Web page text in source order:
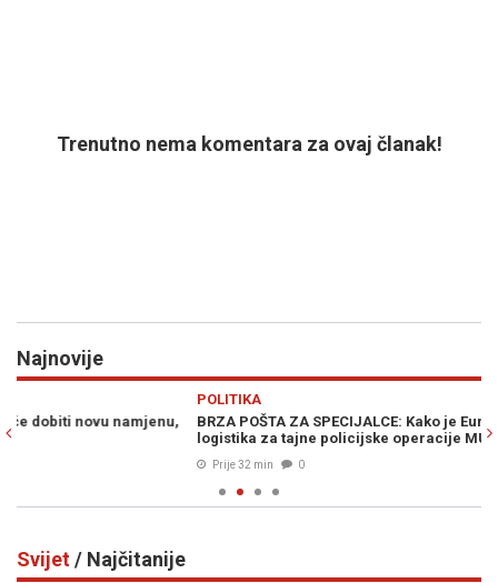
Trenutno nema komentara za ovaj članak!
Najnovije
BRZA POŠTA ZA SPECIJALCE: Kako je EuroExpress postao
logistika za tajne policijske operacije MUP-a RS
Svijet/ Najčitanije